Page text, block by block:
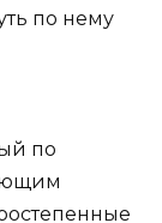
по нему
по